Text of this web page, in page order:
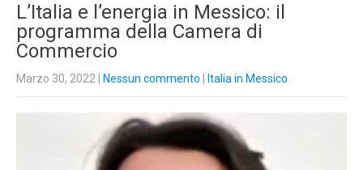
L’Italia e l’energia in Messico: il
programma della Camera di
Commercio
Marzo 30, 2022 Nessun commento Italia in Messico